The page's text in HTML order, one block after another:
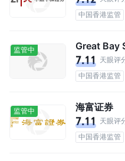
中国香港监管
监管中
7.11 天眼评
中国香港监管
监管中 海富证券
7.11 天眼评
中国香港监管